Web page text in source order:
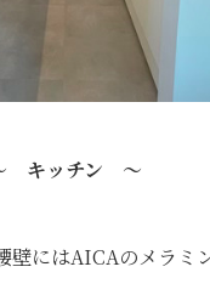
キッチン ～
にはAICAのメラミ